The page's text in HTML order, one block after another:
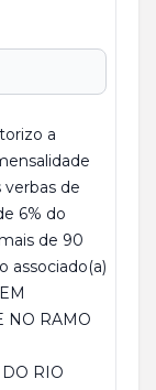
a
verbas de
6% do
de 90
associado(a)
NO RAMO
RIO